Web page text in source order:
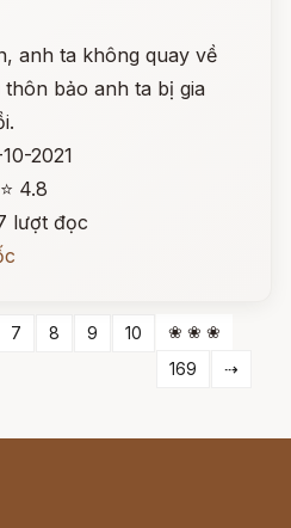
anh ta không quay về
bảo anh ta bị gia
2021
⭐ 4.8
lượt đọc
7 8 9 10
❀ ❀ ❀
169
⇢